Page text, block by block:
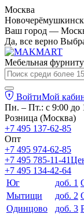
Москва
Ваш город —
Да, все верно
Мебельная
ВойтиМой
Пн. – Пт.: с 9:00 до
Розница (Москва)
+7 495 137-62-85
Опт
+7 495 974-62-85
+7 495 785-11-41
+7 495 134-42-64
Юг
доб. 1
Мытищи
доб. 2
Одинцово
доб. 3